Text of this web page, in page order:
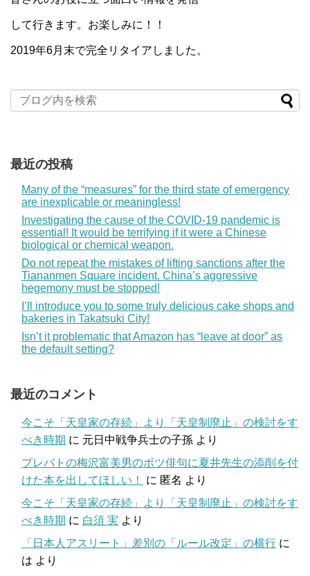
して行きます。お楽しみに！！
2019年6月末で完全リタイアしました。
最近の投稿
Many of the “measures” for the third state of emergency
are inexplicable or meaningless!
Investigating the cause of the COVID-19 pandemic is
essential! It would be terrifying if it were a Chinese
biological or chemical weapon.
Do not repeat the mistakes of lifting sanctions after the
Tiananmen Square incident. China’s aggressive
hegemony must be stopped!
I’ll introduce you to some truly delicious cake shops and
bakeries in Takatsuki City!
Isn’t it problematic that Amazon has “leave at door” as
the default setting?
最近のコメント
今こそ「天皇家の存続」より「天皇制廃止」の検討をす
べき時期 に 元日中戦争兵士の子孫 より
プレバトの梅沢富美男のボツ俳句に夏井先生の添削を付
けた本を出してほしい！
に 匿名 より
今こそ「天皇家の存続」より「天皇制廃止」の検討をす
べき時期 に 白須 実 より
「日本人アスリート」差別の「ルール改定」の横行 に
は より